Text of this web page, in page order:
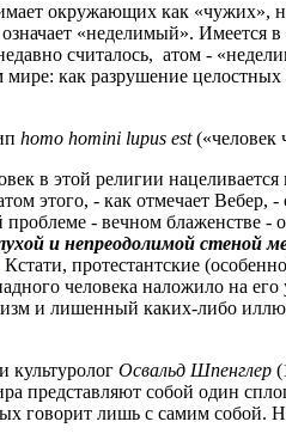
окружающих как «чужих»,
означает «неделимый». Имеется
считалось, атом -
как разрушение целостных
homo homini lupus est(«человек
в этой религии
этого, - как отмечает Вебер,
- вечном блаженстве -
и непреодолимой стеной
протестантские (особенно
человека наложило на его
и лишенный каких-либо
культуролог Освальд Шпенглер
представляют собой один
говорит лишь с самим собой.